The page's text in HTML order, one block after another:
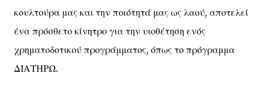
κουλτούρα μας και την ποιότητά μας ως λαού, αποτελεί
ένα πρόσθετο κίνητρο για την υιοθέτηση ενός
χρηματοδοτικού προγράμματος, όπως το πρόγραμμα
ΔΙΑΤΗΡΩ.